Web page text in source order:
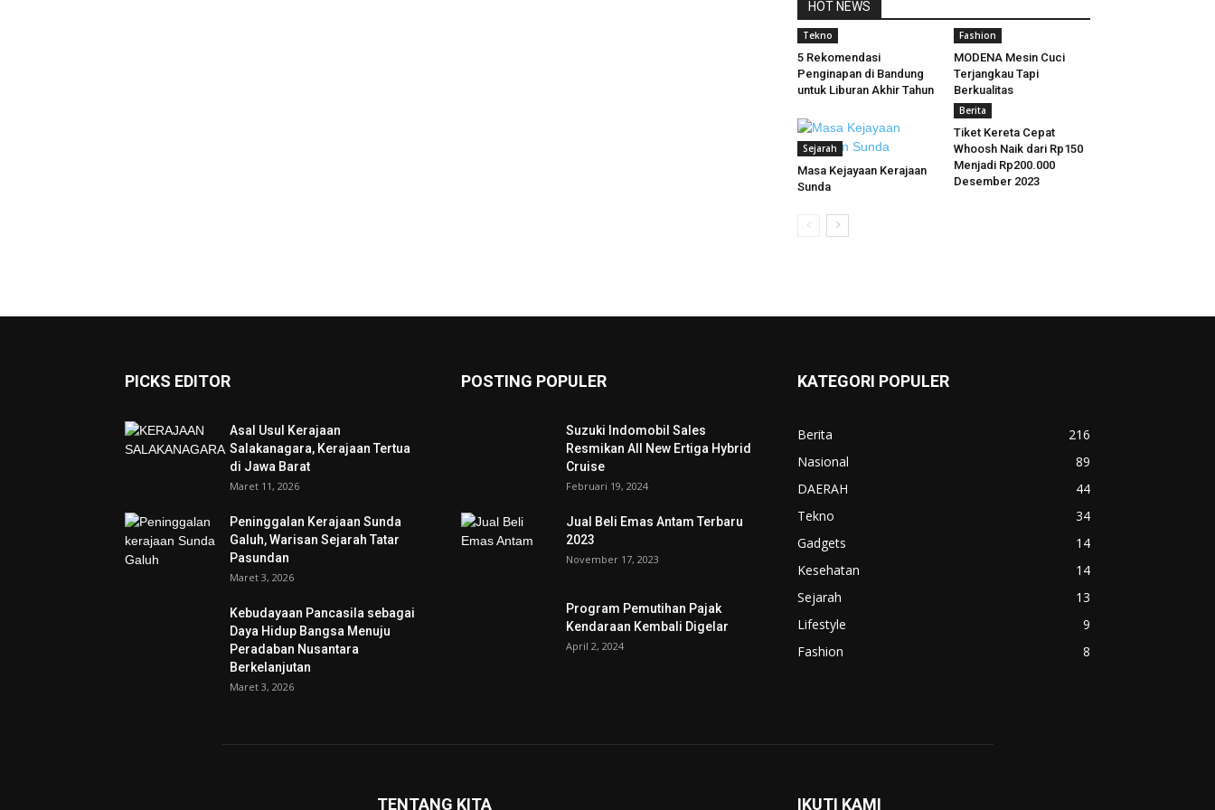
HOT NEWS
Tekno
5 Rekomendasi
Penginapan di Bandung
untuk Liburan Akhir Tahun
Fashion
MODENA Mesin Cuci
Terjangkau Tapi
Berkualitas
Sejarah
Masa Kejayaan Kerajaan
Sunda
Berita
Tiket Kereta Cepat
Whoosh Naik dari Rp150
Menjadi Rp200.000
Desember 2023
PICKS EDITOR
Asal Usul Kerajaan
Salakanagara, Kerajaan Tertua
di Jawa Barat
Maret 11, 2026
Peninggalan Kerajaan Sunda
Galuh, Warisan Sejarah Tatar
Pasundan
Maret 3, 2026
Kebudayaan Pancasila sebagai
Daya Hidup Bangsa Menuju
Peradaban Nusantara
Berkelanjutan
Maret 3, 2026
POSTING POPULER
Suzuki Indomobil Sales
Resmikan All New Ertiga Hybrid
Cruise
Februari 19, 2024
Jual Beli Emas Antam Terbaru
2023
November 17, 2023
Program Pemutihan Pajak
Kendaraan Kembali Digelar
April 2, 2024
KATEGORI POPULER
Berita
216
Nasional
89
DAERAH
44
Tekno
34
Gadgets
14
Kesehatan
14
Sejarah
13
Lifestyle
9
Fashion
8
TENTANG KITA IKUTI KAMI